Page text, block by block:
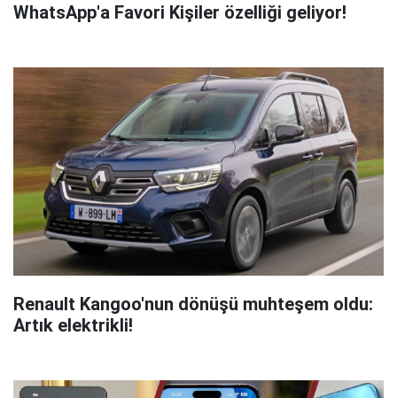
WhatsApp'a Favori Kişiler özelliği geliyor!
Renault Kangoo'nun dönüşü muhteşem oldu:
Artık elektrikli!